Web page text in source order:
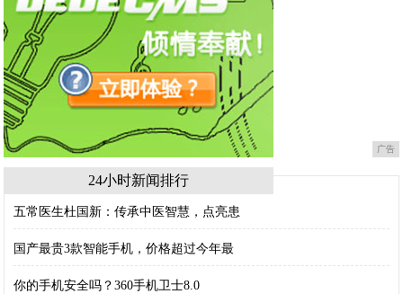
广告
24小时新闻排行
五常医生杜国新：传承中医智慧，点亮患
国产最贵3款智能手机，价格超过今年最
你的手机安全吗？360手机卫士8.0